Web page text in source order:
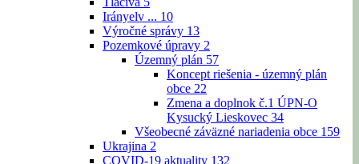
Irányelv ... 10
Výročné správy 13
Pozemkové úpravy 2
Územný plán 57
Koncept riešenia - územný plán
obce 22
Zmena a doplnok č.1 ÚPN-O
Kysucký Lieskovec 34
Všeobecné záväzné nariadenia obce 159
Ukrajina 2
COVID-19 aktuality 132